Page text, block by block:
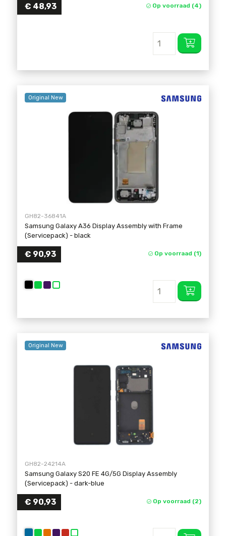
€ 48,93 Op voorraad (4)
Original New
GH82-36841A
Samsung Galaxy A36 Display Assembly with Frame
(Servicepack) - black
€ 90,93 Op voorraad (1)
Original New
GH82-24214A
Samsung Galaxy S20 FE 4G/5G Display Assembly
(Servicepack) - dark-blue
€ 90,93 Op voorraad (2)